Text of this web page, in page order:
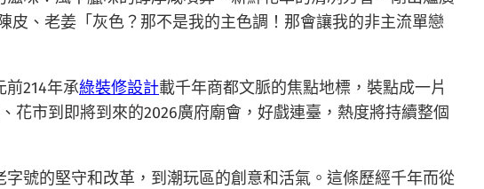
、老姜「灰色？那不是我的主色調！那會讓我的非主流單戀
前214年承綠裝修設計載千年商都文脈的焦點地標，裝點成一片
花市到即將到來的2026廣府廟會，好戲連臺，熱度將持續整個
號的堅守和改革，到潮玩區的創意和活氣。這條歷經千年而從